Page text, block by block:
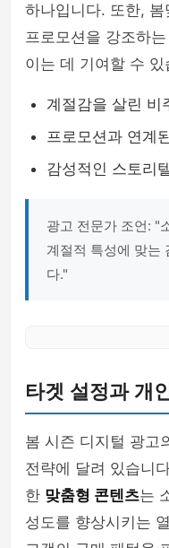
하나입니다. 또한,
프로모션을 강조하
이는 데 기여할 수 있
계절감을 살린 비
프로모션과 연계
감성적인 스토리
광고 전문가 조언: "
계절적 특성에 맞는
다."
타겟 설정과 개
봄 시즌 디지털 광고
전략에 달려 있습니
한 맞춤형 콘텐츠는
성도를 향상시키는